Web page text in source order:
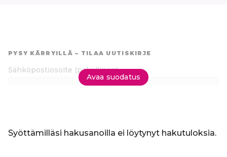
PYSY KÄRRYILLÄ – TILAA UUTISKIRJE
Sähköpostiosoite (pakollinen)
Avaa suodatus
Syöttämilläsi hakusanoilla ei löytynyt hakutuloksia.